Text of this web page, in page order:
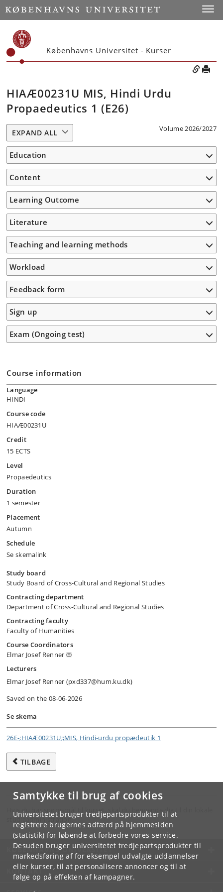
Samtykke til brug af cookies
Universitetet bruger tredjepartsprodukter til at
registrere brugernes adfærd på hjemmesiden
(statistik) for løbende at forbedre vores service.
Desuden bruger universitetet tredjepartsprodukter til
markedsføring af for eksempel udvalgte uddannelser
eller kurser, til at personalisere annoncer og til at
følge op på effekten af kampagner.
Københavns Universitet - Kurser
HIAÆ00231U MIS, Hindi Urdu
Propaedeutics 1 (E26)
Volume 2026/2027
EXPAND ALL
Education
Content
Learning Outcome
Literature
Teaching and learning methods
Workload
Feedback form
Sign up
Exam (Ongoing test)
Course information
Language
HINDI
Course code
HIAÆ00231U
Credit
15 ECTS
Level
Propaedeutics
Duration
1 semester
Placement
Autumn
Schedule
Se skemalink
Study board
Study Board of Cross-Cultural and Regional Studies
Contracting department
Department of Cross-Cultural and Regional Studies
Contracting faculty
Faculty of Humanities
Course Coordinators
Elmar Josef Renner
Lecturers
Elmar Josef Renner (pxd337@hum.ku.dk)
Saved on the 08-06-2026
Se skema
26E-;HIAÆ00231U;;MIS, Hindi-urdu propædeutik 1
TILBAGE
Hvis du har spørgsmål til kurset, skal du henvende dig til din lokale
studieadministration.
KØBENHAVNS UNIVERSITET
KONTAKT